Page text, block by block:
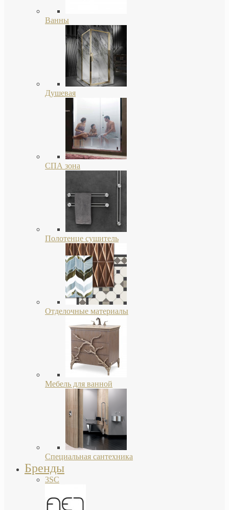
Ванны
Душевая
СПА зона
Полотенце сушитель
Отделочные материалы
Мебель для ванной
Специальная сантехника
Бренды
3SC